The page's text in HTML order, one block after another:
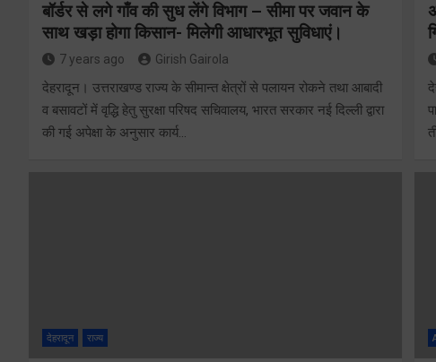
बॉर्डर से लगे गाँव की सुध लेंगे विभाग – सीमा पर जवान के
साथ खड़ा होगा किसान- मिलेगी आधारभूत सुविधाएं।
7 years ago Girish Gairola
देहरादून। उत्तराखण्ड राज्य के सीमान्त क्षेत्रों से पलायन रोकने तथा आबादी
व बसावटों में वृद्धि हेतु सुरक्षा परिषद सचिवालय, भारत सरकार नई दिल्ली द्वारा
की गई अपेक्षा के अनुसार कार्य…
देहरादून राज्य